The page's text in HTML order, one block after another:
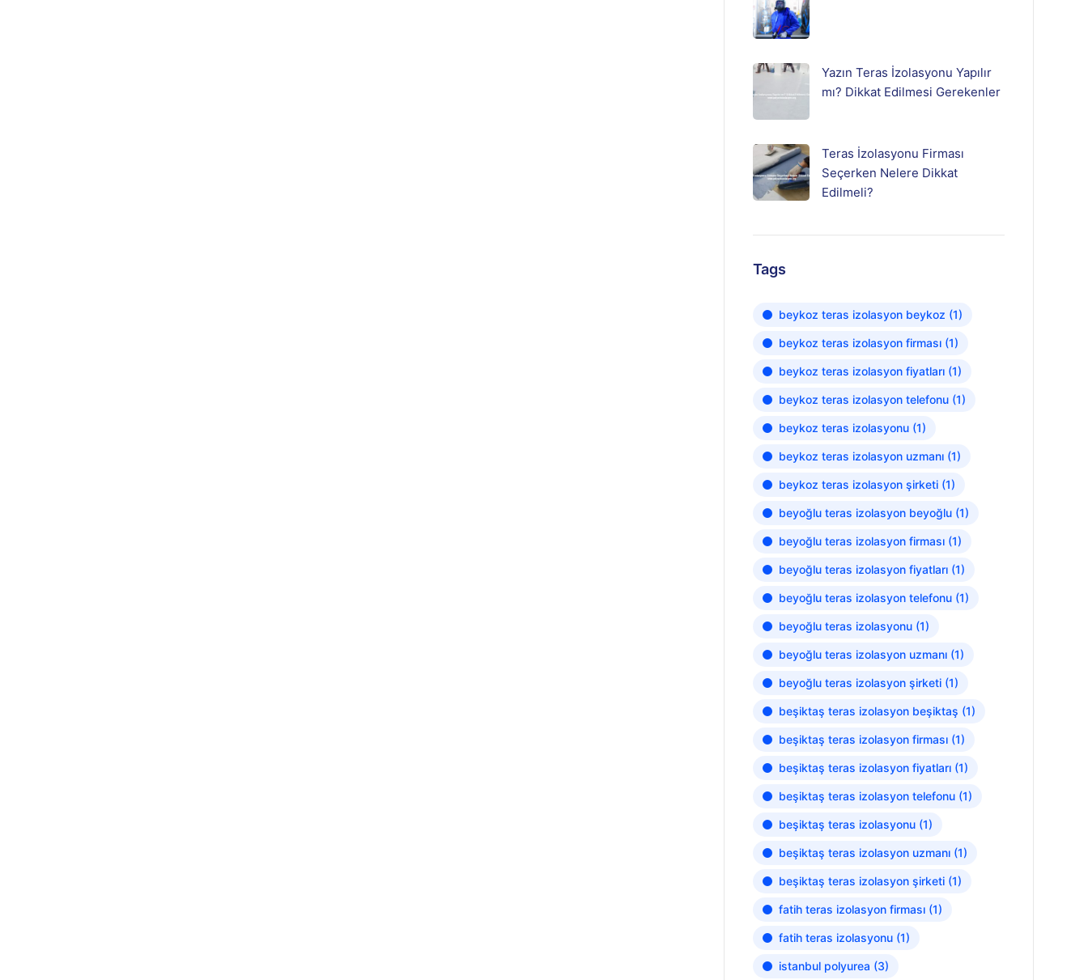
Yazın Teras İzolasyonu Yapılır
mı? Dikkat Edilmesi Gerekenler
Teras İzolasyonu Firması
Seçerken Nelere Dikkat
Edilmeli?
Tags
beykoz teras izolasyon beykoz (1)
beykoz teras izolasyon firması(1)
beykoz teras izolasyon fiyatları(1)
beykoz teras izolasyon telefonu(1)
beykoz teras izolasyonu(1)
beykoz teras izolasyon uzmanı(1)
beykoz teras izolasyon şirketi(1)
beyoğlu teras izolasyon beyoğlu(1)
beyoğlu teras izolasyon firması(1)
beyoğlu teras izolasyon fiyatları(1)
beyoğlu teras izolasyon telefonu(1)
beyoğlu teras izolasyonu(1)
beyoğlu teras izolasyon uzmanı(1)
beyoğlu teras izolasyon şirketi(1)
beşiktaş teras izolasyon beşiktaş (1)
beşiktaş teras izolasyon firması(1)
beşiktaş teras izolasyon fiyatları(1)
beşiktaş teras izolasyon telefonu(1)
beşiktaş teras izolasyonu(1)
beşiktaş teras izolasyon uzmanı(1)
beşiktaş teras izolasyon şirketi(1)
fatih teras izolasyon firması(1)
fatih teras izolasyonu(1)
istanbul polyurea (3)